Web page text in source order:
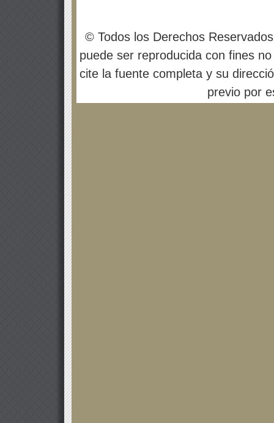
© Todos los Derechos
puede ser reproducida con fines
cite la fuente completa y su
previo por